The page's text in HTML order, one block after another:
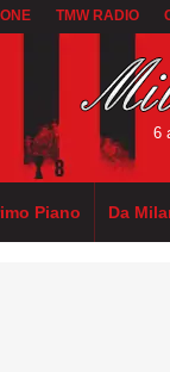
TMW RADIO
6
Piano Da